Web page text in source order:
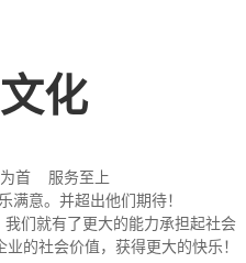
化
首 服务至上
满意。并超出他们期待！
们就有了更大的能力承担起社会
的社会价值，获得更大的快乐！